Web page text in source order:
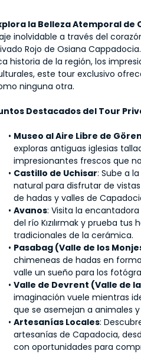
la Belleza Atemporal de
inolvidable a través del
Rojo de Osiana
historia de la región, los
este tour exclusivo
ninguna otra.
Destacados del Tour
Museo al Aire Libre de
exploras antiguas iglesias
impresionantes frescos que
Castillo de Uchisar: Sube a
natural para disfrutar de
de hadas y valles de
Avanos: Visita la
del río Kızılırmak y prueba
tradicionales de la cerámica.
Pasabag (Valle de los
chimeneas de hadas en
valle un sueño para los
Valle de Devrent (Valle de
imaginación vuele mientras
que se asemejan a animales
Artesanías Locales:
artesanías de Capadocia,
con oportunidades para